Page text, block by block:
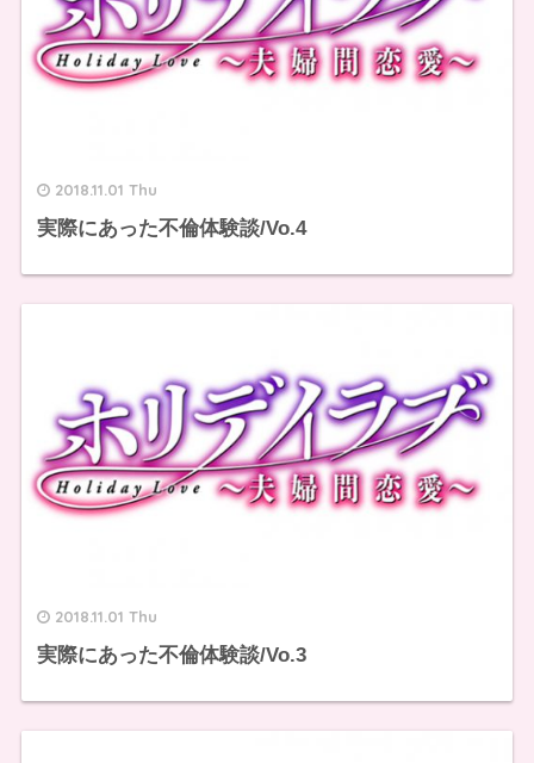
2018.11.01 Thu
実際にあった不倫体験談/Vo.4
2018.11.01 Thu
実際にあった不倫体験談/Vo.3